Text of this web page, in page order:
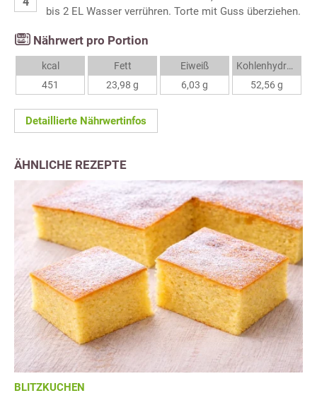
bis 2 EL Wasser verrühren. Torte mit Guss überziehen.
Nährwert pro Portion
kcal
451
Fett
23,98 g
Eiweiß
6,03 g
Kohlenhydrate
52,56 g
Detaillierte Nährwertinfos
ÄHNLICHE REZEPTE
BLITZKUCHEN